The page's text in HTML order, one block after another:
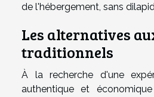
de l'hébergement, sans
Les alternatives
traditionnels
À la recherche d'une
authentique et